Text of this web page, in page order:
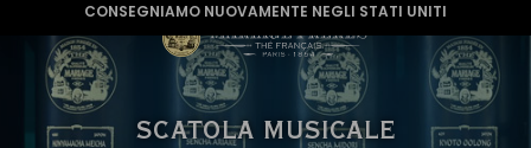
CONSEGNIAMO NUOVAMENTE NEGLI STATI UNITI
SCATOLA MUSICALE